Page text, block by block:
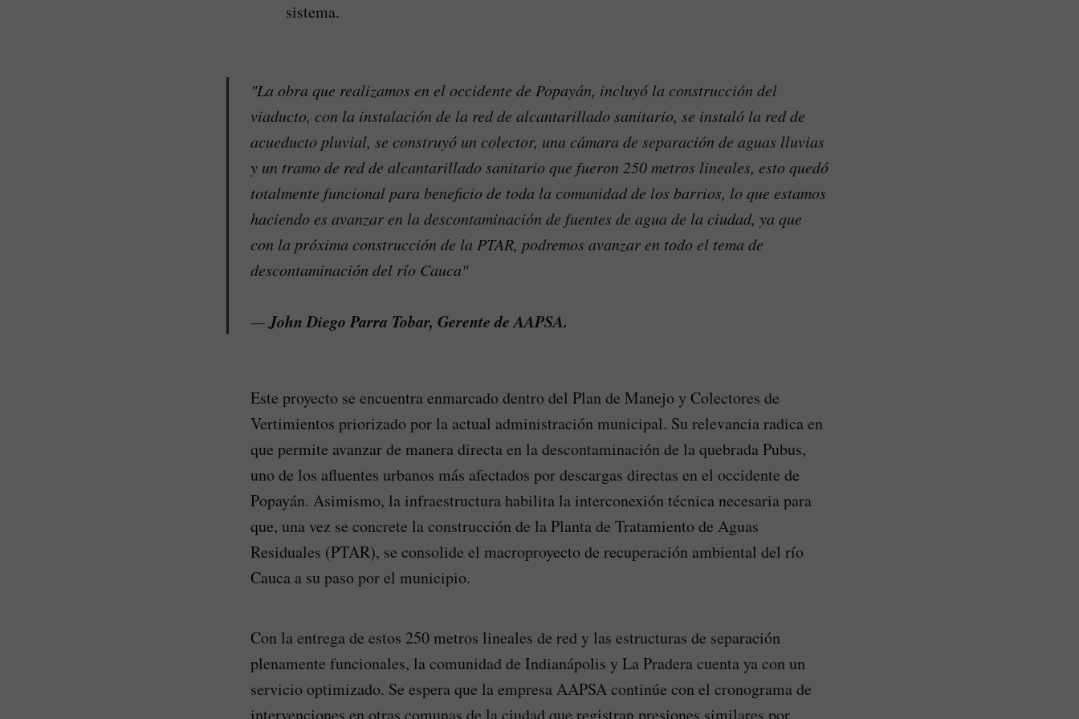
sistema.
"La obra que realizamos en el occidente de Popayán, incluyó la construcción del
viaducto, con la instalación de la red de alcantarillado sanitario, se instaló la red de
acueducto pluvial, se construyó un colector, una cámara de separación de aguas lluvias
y un tramo de red de alcantarillado sanitario que fueron 250 metros lineales, esto quedó
totalmente funcional para beneficio de toda la comunidad de los barrios, lo que estamos
haciendo es avanzar en la descontaminación de fuentes de agua de la ciudad, ya que
con la próxima construcción de la PTAR, podremos avanzar en todo el tema de
descontaminación del río Cauca"
—John Diego Parra Tobar, Gerente de AAPSA.
Este proyecto se encuentra enmarcado dentro del Plan de Manejo y Colectores de
Vertimientos priorizado por la actual administración municipal. Su relevancia radica en
que permite avanzar de manera directa en la descontaminación de la quebrada Pubus,
uno de los afluentes urbanos más afectados por descargas directas en el occidente de
Popayán. Asimismo, la infraestructura habilita la interconexión técnica necesaria para
que, una vez se concrete la construcción de la Planta de Tratamiento de Aguas
Residuales (PTAR), se consolide el macroproyecto de recuperación ambiental del río
Cauca a su paso por el municipio.
Con la entrega de estos 250 metros lineales de red y las estructuras de separación
plenamente funcionales, la comunidad de Indianápolis y La Pradera cuenta ya con un
servicio optimizado. Se espera que la empresa AAPSA continúe con el cronograma de
intervenciones en otras comunas de la ciudad que registran presiones similares por